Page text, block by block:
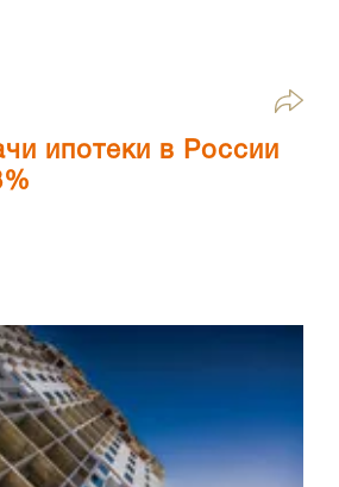
ипотеки в России